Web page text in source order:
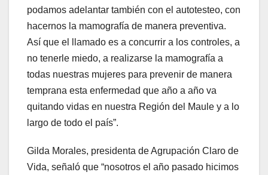
podamos adelantar también con el autotesteo, con
hacernos la mamografía de manera preventiva.
Así que el llamado es a concurrir a los controles, a
no tenerle miedo, a realizarse la mamografía a
todas nuestras mujeres para prevenir de manera
temprana esta enfermedad que año a año va
quitando vidas en nuestra Región del Maule y a lo
largo de todo el país”.
Gilda Morales, presidenta de Agrupación Claro de
Vida, señaló que “nosotros el año pasado hicimos